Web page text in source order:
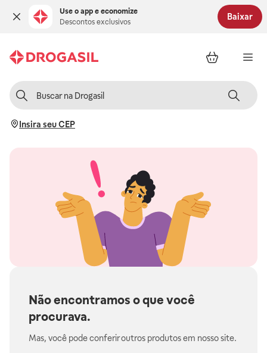
Use o app e economize
Descontos exclusivos
Baixar
Insira seu CEP
Não encontramos o que você
procurava.
Mas, você pode conferir outros produtos em nosso site.